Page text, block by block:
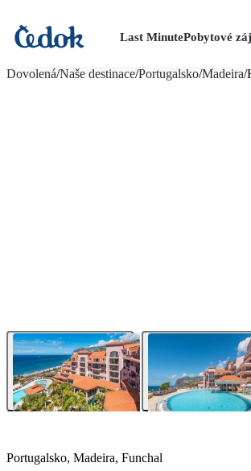
Last MinutePobytové
Dovolená/Naše destinace/Portugalsko/Madeira/
Portugalsko, Madeira, Funchal